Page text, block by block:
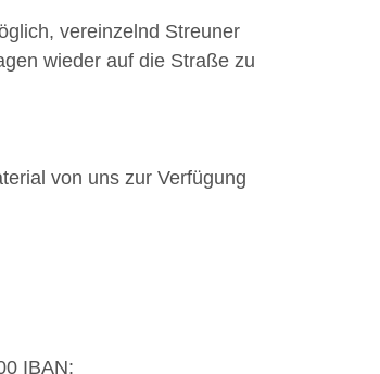
vereinzelnd Streuner
wieder auf die Straße zu
von uns zur Verfügung
IBAN: